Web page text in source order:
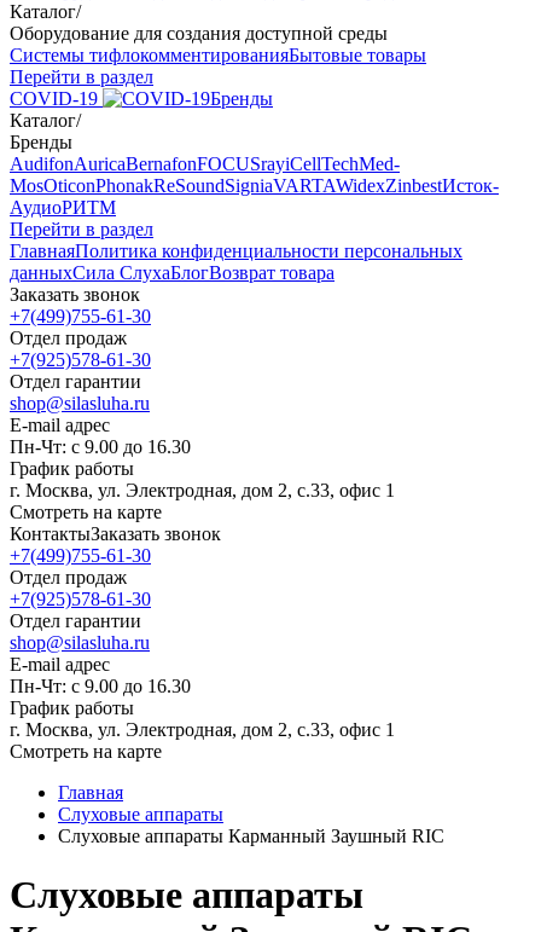
Каталог/
Оборудование для создания доступной среды
Системы тифлокомментированияБытовые товары
Перейти в раздел
COVID-19
Бренды
Каталог/
Бренды
AudifonAuricaBernafonFOCUSrayiCellTechMed-
MosOticonPhonakReSoundSigniaVARTAWidexZinbestИсток-
АудиоРИТМ
Перейти в раздел
ГлавнаяПолитика конфиденциальности персональных
данныхСила СлухаБлогВозврат товара
Заказать звонок
+7(499)755-61-30
Отдел продаж
+7(925)578-61-30
Отдел гарантии
shop@silasluha.ru
E-mail адрес
Пн-Чт: с 9.00 до 16.30
График работы
г. Москва, ул. Электродная, дом 2, с.33, офис 1
Смотреть на карте
КонтактыЗаказать звонок
+7(499)755-61-30
Отдел продаж
+7(925)578-61-30
Отдел гарантии
shop@silasluha.ru
E-mail адрес
Пн-Чт: с 9.00 до 16.30
График работы
г. Москва, ул. Электродная, дом 2, с.33, офис 1
Смотреть на карте
Главная
Слуховые аппараты
Слуховые аппараты Карманный Заушный RIC
Слуховые аппараты